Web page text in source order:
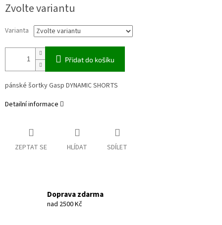
cena:
Zvolte variantu
Varianta
Přidat do košíku
pánské šortky Gasp DYNAMIC SHORTS
Detailní informace
ZEPTAT SE HLÍDAT SDÍLET
Doprava zdarma
nad 2500 Kč